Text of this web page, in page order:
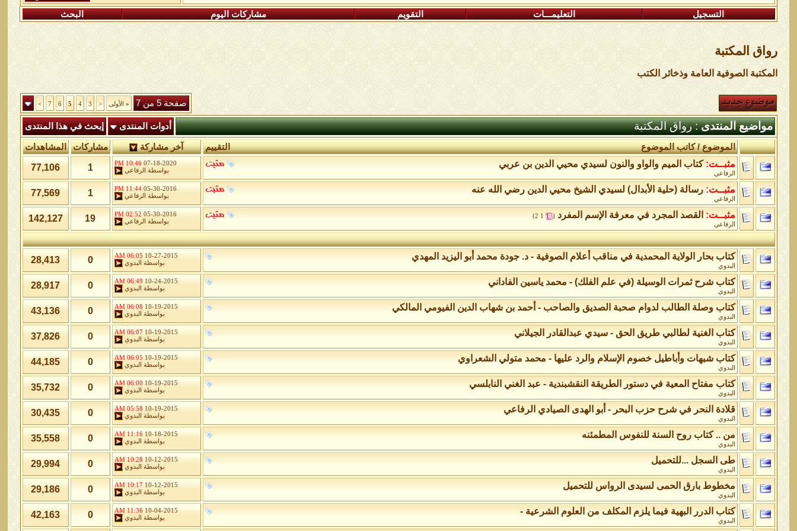
التسجيل التعليمـــات التقويم مشاركات اليوم البحث
رواق المكتبة
المكتبة الصوفية العامة وذخائر الكتب
صفحة 5 من 7 « الأولى <
3
4
5
6
7
>
مواضيع المنتدى: رواق المكتبة أدوات المنتدى إبحث في هذا المنتدى
التقييم الموضوع/كاتب الموضوع آخر مشاركة مشاركات المشاهدات
مثبــت: كتاب الميم والواو والنون لسيدي محيي الدين بن عربي
الرفاعي
07-18-2020
10:46 PM
بواسطة
الرفاعي 1
77,106
مثبــت: رسالة (حلية الأبدال) لسيدي الشيخ محيي الدين رضي الله عنه
الرفاعي
05-30-2016
11:44 PM
بواسطة
الرفاعي 1
77,569
مثبــت: القصد المجرد في معرفة الإسم المفرد‏
(
1
2
)
الرفاعي
05-30-2016
02:52 PM
بواسطة
الرفاعي 19
142,127
كتاب بحار الولاية المحمدية في مناقب أعلام الصوفية - د. جودة محمد أبو اليزيد المهدي
البدوي
10-27-2015
06:05 AM
بواسطة
البدوي 0
28,413
كتاب شرح ثمرات الوسيلة (في علم الفلك) - محمد ياسين الفاداني
البدوي
10-24-2015
06:49 AM
بواسطة
البدوي 0
28,917
كتاب وصلة الطالب لدوام صحبة الصديق والصاحب - أحمد بن شهاب الدين الفيومي المالكي
البدوي
10-19-2015
06:08 AM
بواسطة
البدوي 0
43,136
كتاب الغنية لطالبي طريق الحق - سيدي عبدالقادر الجيلاني
البدوي
10-19-2015
06:07 AM
بواسطة
البدوي 0
37,826
كتاب شبهات وأباطيل خصوم الإسلام والرد عليها - محمد متولي الشعراوي
البدوي
10-19-2015
06:05 AM
بواسطة
البدوي 0
44,185
كتاب مفتاح المعية في دستور الطريقة النقشبندية - عبد الغني النابلسي
البدوي
10-19-2015
06:00 AM
بواسطة
البدوي 0
35,732
قلادة النحر في شرح حزب البحر - أبو الهدى الصيادي الرفاعي
البدوي
10-19-2015
05:58 AM
بواسطة
البدوي 0
30,435
من .. كتاب روح السنة للنفوس المطمئنه
البدوي
10-18-2015
11:16 AM
بواسطة
البدوي 0
35,558
طى السجل ...للتحميل
البدوي
10-12-2015
10:28 AM
بواسطة
البدوي 0
29,994
مخطوط بارق الحمى لسيدى الرواس للتحميل
البدوي
10-12-2015
10:17 AM
بواسطة
البدوي 0
29,186
كتاب الدرر البهية فيما يلزم المكلف من العلوم الشرعية -
البدوي
10-04-2015
11:36 AM
بواسطة
البدوي 0
42,163